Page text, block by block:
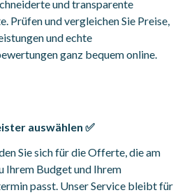
und transparente
Prüfen und vergleichen Sie Preise,
und echte
ganz bequem online.
auswählen ✅
Sie sich für die Offerte, die am
Ihrem Budget und Ihrem
passt. Unser Service bleibt für